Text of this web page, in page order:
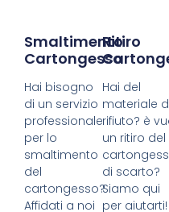
Smaltimento
Cartongesso
Hai bisogno
di un servizio
professionale
per lo
smaltimento
del
cartongesso?
Affidati a noi
Ritiro
Hai del
materiale
rifiuto? è
un ritiro del
di scarto?
Siamo qui
per aiutarti!